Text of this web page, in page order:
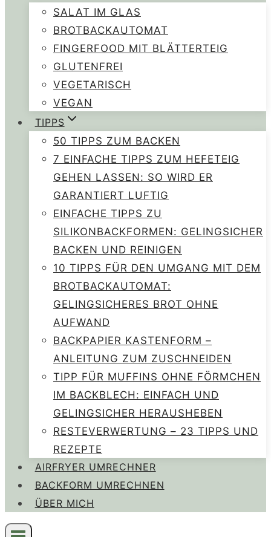
SALAT IM GLAS
BROTBACKAUTOMAT
FINGERFOOD MIT BLÄTTERTEIG
GLUTENFREI
VEGETARISCH
VEGAN
TIPPS
50 TIPPS ZUM BACKEN
7 EINFACHE TIPPS ZUM HEFETEIG
GEHEN LASSEN: SO WIRD ER
GARANTIERT LUFTIG
EINFACHE TIPPS ZU
SILIKONBACKFORMEN: GELINGSICHER
BACKEN UND REINIGEN
10 TIPPS FÜR DEN UMGANG MIT DEM
BROTBACKAUTOMAT:
GELINGSICHERES BROT OHNE
AUFWAND
BACKPAPIER KASTENFORM –
ANLEITUNG ZUM ZUSCHNEIDEN
TIPP FÜR MUFFINS OHNE FÖRMCHEN
IM BACKBLECH: EINFACH UND
GELINGSICHER HERAUSHEBEN
RESTEVERWERTUNG – 23 TIPPS UND
REZEPTE
AIRFRYER UMRECHNER
BACKFORM UMRECHNEN
ÜBER MICH